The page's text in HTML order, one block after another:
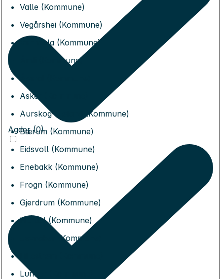
Valle (Kommune)
Vegårshei (Kommune)
Vennesla (Kommune)
Åmli (Kommune)
Asker (Kommune)
Aurskog-Høland (Kommune)
Bærum (Kommune)
Eidsvoll (Kommune)
Enebakk (Kommune)
Frogn (Kommune)
Gjerdrum (Kommune)
Hurdal (Kommune)
Jevnaker (Kommune)
Lunner (Kommune)
Agder (0)